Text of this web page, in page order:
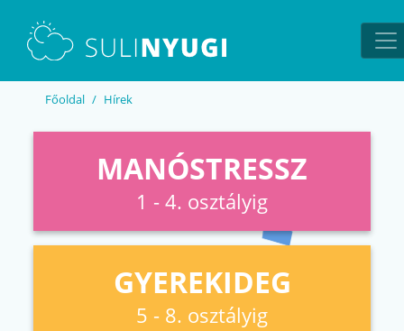
Főoldal Hírek
MANÓSTRESSZ
1 - 4. osztályig
GYEREKIDEG
5 - 8. osztályig